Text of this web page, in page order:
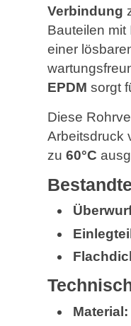
Verbindung
Bauteilen
einer
EPDM sorgt
Diese
Arbeitsdruck
zu 60°C
Material: